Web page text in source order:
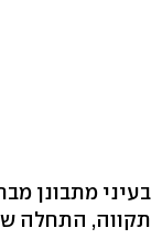
בעיני מתבונן
תקווה, התחלה